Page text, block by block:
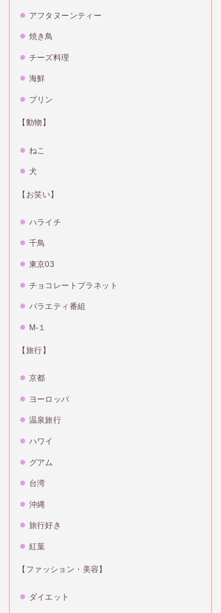
アフタヌーンティー
焼き鳥
チーズ料理
海鮮
プリン
【動物】
ねこ
犬
【お笑い】
ハライチ
千鳥
東京03
チョコレートプラネット
バラエティ番組
M-１
【旅行】
京都
ヨーロッパ
温泉旅行
ハワイ
グアム
台湾
沖縄
旅行好き
紅葉
【ファッション・美容】
ダイエット